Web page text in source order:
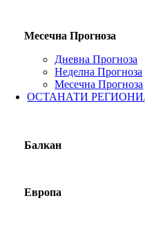
Месечна Прогноза
Дневна Прогноза
Неделна Прогноза
Месечна Прогноза
ОСТАНАТИ РЕГИОНИ
Балкан
Европа